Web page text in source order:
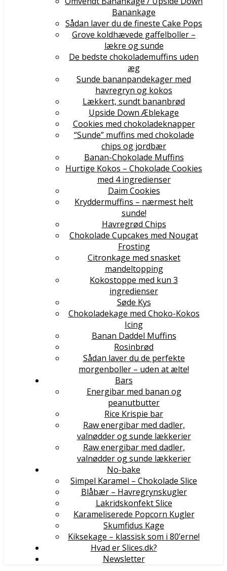
Banankage
Sådan laver du de fineste Cake Pops
Grove koldhævede gaffelboller –
lækre og sunde
De bedste chokolademuffins uden
æg
Sunde bananpandekager med
havregryn og kokos
Lækkert, sundt bananbrød
Upside Down Æblekage
Cookies med chokoladeknapper
“Sunde” muffins med chokolade
chips og jordbær
Banan-Chokolade Muffins
Hurtige Kokos – Chokolade Cookies
med 4 ingredienser
Daim Cookies
Kryddermuffins – nærmest helt
sunde!
Havregrød Chips
Chokolade Cupcakes med Nougat
Frosting
Citronkage med snasket
mandeltopping
Kokostoppe med kun 3
ingredienser
Søde Kys
Chokoladekage med Choko-Kokos
Icing
Banan Daddel Muffins
Rosinbrød
Sådan laver du de perfekte
morgenboller – uden at ælte!
Bars
Energibar med banan og
peanutbutter
Rice Krispie bar
Raw energibar med dadler,
valnødder og sunde lækkerier
Raw energibar med dadler,
valnødder og sunde lækkerier
No-bake
Simpel Karamel – Chokolade Slice
Blåbær – Havregrynskugler
Lakridskonfekt Slice
Karameliserede Popcorn Kugler
Skumfidus Kage
Kiksekage – klassisk som i 80’erne!
Hvad er Slices.dk?
Newsletter